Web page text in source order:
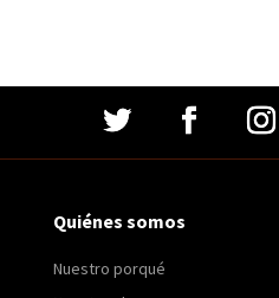
Quiénes somos
Nuestro porqué